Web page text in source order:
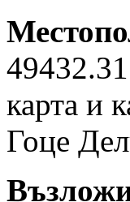
карта и
Гоце